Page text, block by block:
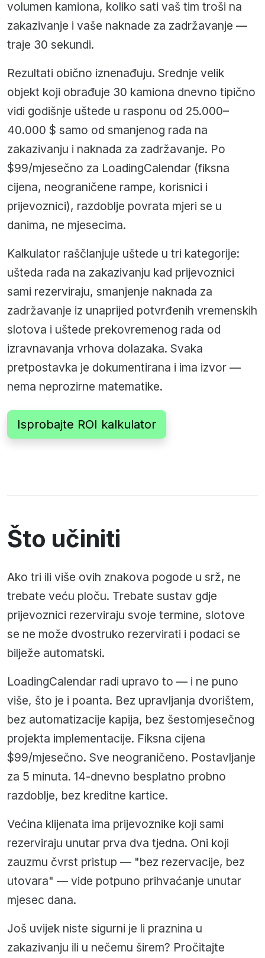
volumen kamiona, koliko sati vaš tim troši na
zakazivanje i vaše naknade za zadržavanje —
traje 30 sekundi.
Rezultati obično iznenađuju. Srednje velik
objekt koji obrađuje 30 kamiona dnevno tipično
vidi godišnje uštede u rasponu od 25.000–
40.000 $ samo od smanjenog rada na
zakazivanju i naknada za zadržavanje. Po
$99/mjesečno za LoadingCalendar (fiksna
cijena, neograničene rampe, korisnici i
prijevoznici), razdoblje povrata mjeri se u
danima, ne mjesecima.
Kalkulator raščlanjuje uštede u tri kategorije:
ušteda rada na zakazivanju kad prijevoznici
sami rezerviraju, smanjenje naknada za
zadržavanje iz unaprijed potvrđenih vremenskih
slotova i uštede prekovremenog rada od
izravnavanja vrhova dolazaka. Svaka
pretpostavka je dokumentirana i ima izvor —
nema neprozirne matematike.
Isprobajte ROI kalkulator
Što učiniti
Ako tri ili više ovih znakova pogode u srž, ne
trebate veću ploču. Trebate sustav gdje
prijevoznici rezerviraju svoje termine, slotove
se ne može dvostruko rezervirati i podaci se
bilježe automatski.
LoadingCalendar radi upravo to — i ne puno
više, što je i poanta. Bez upravljanja dvorištem,
bez automatizacije kapija, bez šestomjesečnog
projekta implementacije. Fiksna cijena
$99/mjesečno. Sve neograničeno. Postavljanje
za 5 minuta. 14-dnevno besplatno probno
razdoblje, bez kreditne kartice.
Većina klijenata ima prijevoznike koji sami
rezerviraju unutar prva dva tjedna. Oni koji
zauzmu čvrst pristup — "bez rezervacije, bez
utovara" — vide potpuno prihvaćanje unutar
mjesec dana.
Još uvijek niste sigurni je li praznina u
zakazivanju ili u nečemu širem? Pročitajte